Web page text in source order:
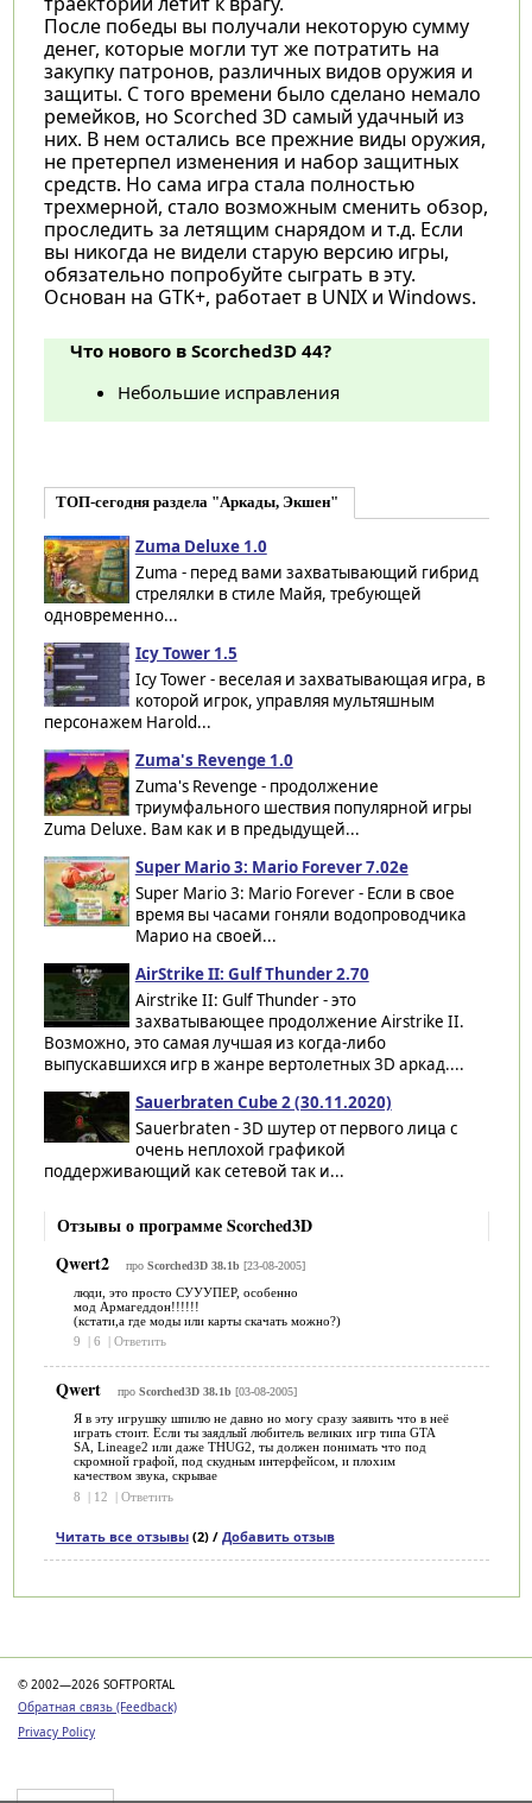
После победы вы получали некоторую сумму
денег, которые могли тут же потратить на
закупку патронов, различных видов оружия и
защиты. С того времени было сделано немало
ремейков, но Scorched 3D самый удачный из
них. В нем остались все прежние виды оружия,
не претерпел изменения и набор защитных
средств. Но сама игра стала полностью
трехмерной, стало возможным сменить обзор,
проследить за летящим снарядом и т.д. Если
вы никогда не видели старую версию игры,
обязательно попробуйте сыграть в эту.
Основан на GTK+, работает в UNIX и Windows.
Что нового в Scorched3D 44?
Небольшие исправления
ТОП-сегодня раздела "Аркады, Экшен"
Zuma Deluxe 1.0
Zuma - перед вами захватывающий гибрид
стрелялки в стиле Майя, требующей
одновременно...
Icy Tower 1.5
Icy Tower - веселая и захватывающая игра, в
которой игрок, управляя мультяшным
персонажем Harold...
Zuma's Revenge 1.0
Zuma's Revenge - продолжение
триумфального шествия популярной игры
Zuma Deluxe. Вам как и в предыдущей...
Super Mario 3: Mario Forever 7.02e
Super Mario 3: Mario Forever - Если в свое
время вы часами гоняли водопроводчика
Марио на своей...
AirStrike II: Gulf Thunder 2.70
Airstrike II: Gulf Thunder - это
захватывающее продолжение Airstrike II.
Возможно, это самая лучшая из когда-либо
выпускавшихся игр в жанре вертолетных 3D аркад....
Sauerbraten Cube 2 (30.11.2020)
Sauerbraten - 3D шутер от первого лица с
очень неплохой графикой
поддерживающий как сетевой так и...
Отзывы о программе Scorched3D
Qwert2
про Scorched3D 38.1b [23-08-2005]
люди, это просто СУУУПЕР, особенно
мод Армагеддон!!!!!!
(кстати,а где моды или карты скачать можно?)
9
6 Ответить
Qwert про Scorched3D 38.1b [03-08-2005]
Я в эту игрушку шпилю не давно но могу сразу заявить что в неё
играть стоит. Если ты заядлый любитель великих игр типа GTA
SA, Lineage2 или даже THUG2, ты должен понимать что под
скромной графой, под скудным интерфейсом, и плохим
качеством звука, скрывае
8
| 12 | Ответить
Читать все отзывы(2) / Добавить отзыв
© 2002—2026 SOFTPORTAL
Обратная связь (Feedback)
Privacy Policy